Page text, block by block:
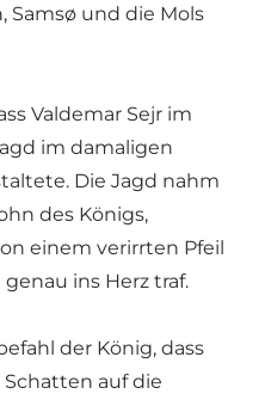
Samsø und die Mols
Valdemar Sejr im
im damaligen
Die Jagd nahm
des Königs,
einem verirrten Pfeil
ins Herz traf.
der König, dass
auf die